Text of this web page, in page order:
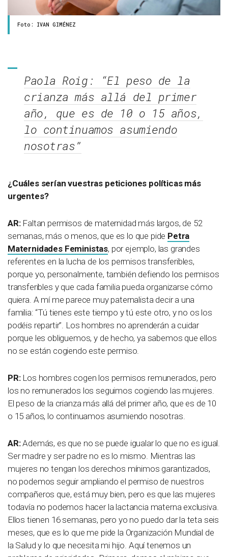
Foto: IVAN GIMÉNEZ
Paola Roig: “El peso de la
crianza más allá del primer
año, que es de 10 o 15 años,
lo continuamos asumiendo
nosotras”
¿Cuáles serían vuestras peticiones políticas más
urgentes?
AR: Faltan permisos de maternidad más largos, de 52
semanas, más o menos, que es lo que pide Petra
Maternidades Feministas, por ejemplo, las grandes
referentes en la lucha de los permisos transferibles,
porque yo, personalmente, también defiendo los permisos
transferibles y que cada familia pueda organizarse cómo
quiera. A mí me parece muy paternalista decir a una
familia: “Tú tienes este tiempo y tú este otro, y no os los
podéis repartir”. Los hombres no aprenderán a cuidar
porque les obliguemos, y de hecho, ya sabemos que ellos
no se están cogiendo este permiso.
PR: Los hombres cogen los permisos remunerados, pero
los no remunerados los seguimos cogiendo las mujeres.
El peso de la crianza más allá del primer año, que es de 10
o 15 años, lo continuamos asumiendo nosotras.
AR:Además, es que no se puede igualar lo que no es igual.
Ser madre y ser padre no es lo mismo. Mientras las
mujeres no tengan los derechos mínimos garantizados,
no podemos seguir ampliando el permiso de nuestros
compañeros que, está muy bien, pero es que las mujeres
todavía no podemos hacer la lactancia materna exclusiva.
Ellos tienen 16 semanas, pero yo no puedo dar la teta seis
meses, que es lo que me pide la Organización Mundial de
la Salud y lo que necesita mi hijo. Aquí tenemos un